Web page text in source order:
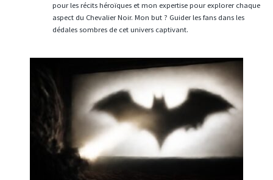
pour les récits héroïques et mon expertise pour explorer chaque
aspect du Chevalier Noir. Mon but ? Guider les fans dans les
dédales sombres de cet univers captivant.